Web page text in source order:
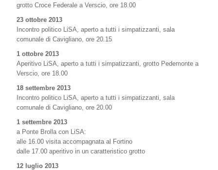
grotto Croce Federale a Verscio, ore 18.00
23 ottobre 2013
Incontro politico LiSA, aperto a tutti i simpatizzanti, sala
comunale di Cavigliano, ore 20.15
1 ottobre 2013
Aperitivo LiSA, aperto a tutti i simpatizzanti, grotto Pedemonte a
Verscio, ore 18.00
18 settembre 2013
Incontro politico LiSA, aperto a tutti i simpatizzanti, sala
comunale di Cavigliano, ore 20.00
1 settembre 2013
a Ponte Brolla con LiSA:
alle 16.00 visita accompagnata al Fortino
dalle 17.00 aperitivo in un caratteristico grotto
12 luglio 2013